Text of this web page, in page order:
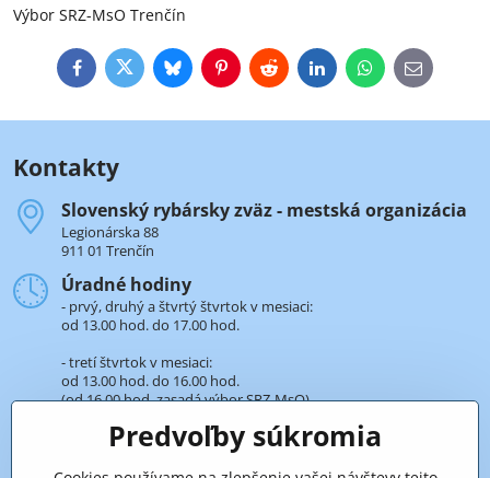
Výbor SRZ-MsO Trenčín
FacebookTwitterBlueskyPinterestRedditLinkedInWhatsApp
E-
mail
Kontakty
Slovenský rybársky zväz - mestská organizácia
Legionárska 88
911 01 Trenčín
Úradné hodiny
- prvý, druhý a štvrtý štvrtok v mesiaci:
od 13.00 hod. do 17.00 hod.
- tretí štvrtok v mesiaci:
od 13.00 hod. do 16.00 hod.
(od 16.00 hod. zasadá výbor SRZ-MsO).
+421 32 652 59 25
Predvoľby súkromia